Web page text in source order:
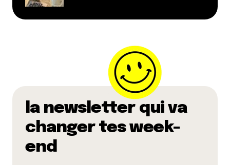
la newsletter qui va
changer tes week-
end